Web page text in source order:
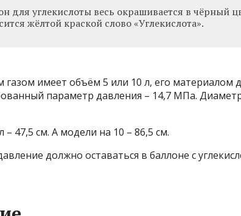
для углекислоты весь окрашивается в чёрный
жёлтой краской слово «Углекислота».
газом имеет объём 5 или 10 л, его материалом
параметр давления – 14,7 МПа.
– 47,5 см. А модели на 10 – 86,5 см.
должно оставаться в баллоне с